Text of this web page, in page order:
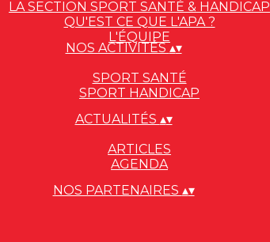
LA SECTION SPORT SANTÉ & HANDICAP
QU'EST CE QUE L'APA ?
L'ÉQUIPE
NOS ACTIVITÉS▴▾
SPORT SANTÉ
SPORT HANDICAP
ACTUALITÉS ▴▾
ARTICLES
AGENDA
NOS PARTENAIRES ▴▾